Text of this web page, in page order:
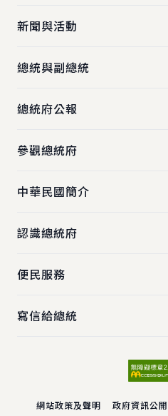
新聞與活動
總統與副總統
總統府公報
參觀總統府
中華民國簡介
認識總統府
便民服務
寫信給總統
網站政策及聲明 政府資訊公開